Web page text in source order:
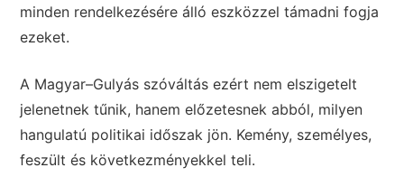
minden rendelkezésére álló eszközzel támadni fogja
ezeket.
A Magyar–Gulyás szóváltás ezért nem elszigetelt
jelenetnek tűnik, hanem előzetesnek abból, milyen
hangulatú politikai időszak jön. Kemény, személyes,
feszült és következményekkel teli.